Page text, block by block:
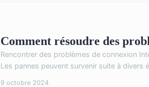
Comment résoudre des
Rencontrer des problèmes de connexion
Les pannes peuvent survenir suite à divers
9 octobre 2024